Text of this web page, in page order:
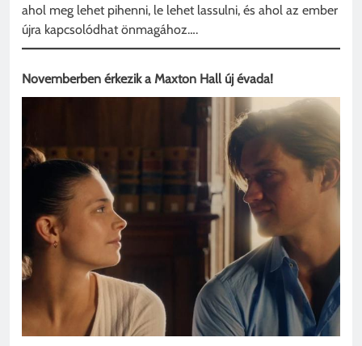
ahol meg lehet pihenni, le lehet lassulni, és ahol az ember
újra kapcsolódhat önmagához….
Novemberben érkezik a Maxton Hall új évada!